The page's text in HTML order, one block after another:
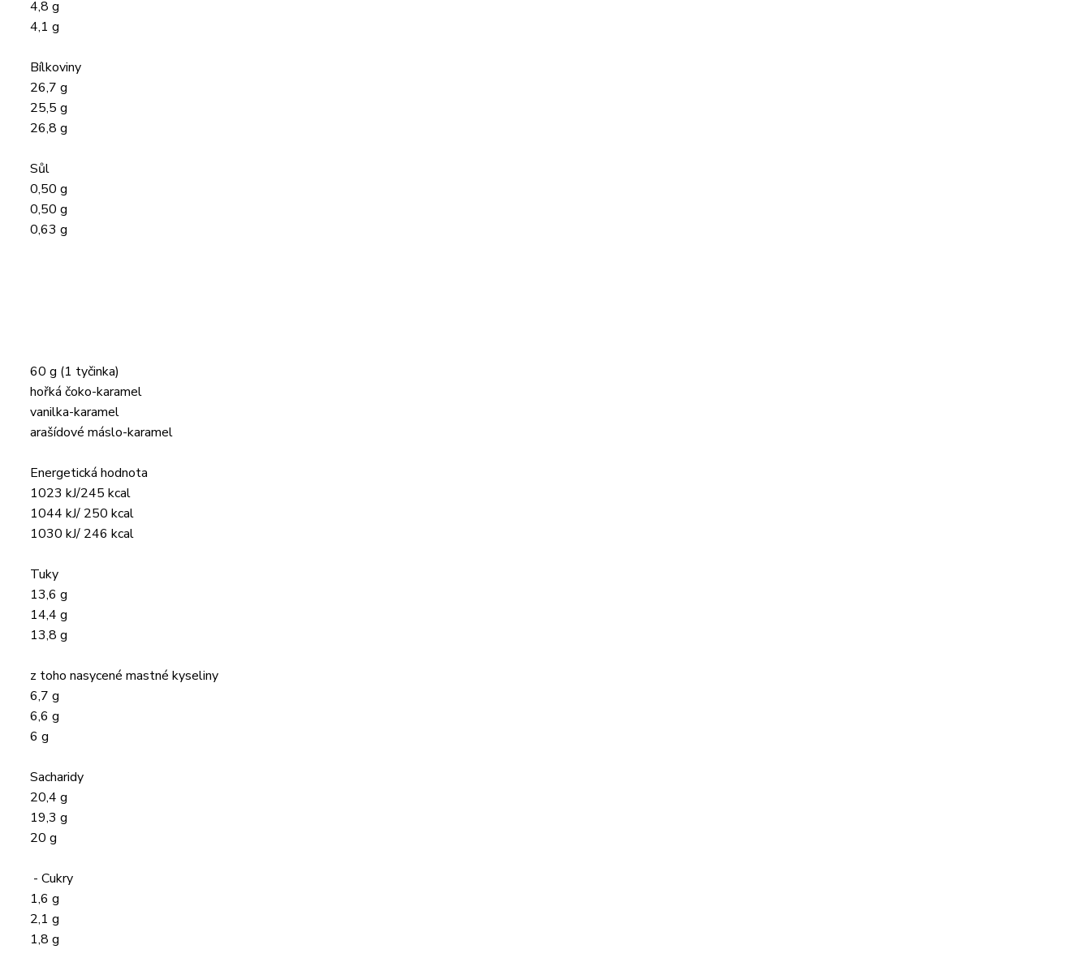
4,8 g
4,1 g
Bílkoviny
26,7 g
25,5 g
26,8 g
Sůl
0,50 g
0,50 g
0,63 g
60 g (1 tyčinka)
hořká čoko-karamel
vanilka-karamel
arašídové máslo-karamel
Energetická hodnota
1023 kJ/245 kcal
1044 kJ/ 250 kcal
1030 kJ/ 246 kcal
Tuky
13,6 g
14,4 g
13,8 g
z toho nasycené mastné kyseliny
6,7 g
6,6 g
6 g
Sacharidy
20,4 g
19,3 g
20 g
- Cukry
1,6 g
2,1 g
1,8 g